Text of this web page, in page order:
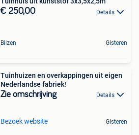
€ 250,00 Details
Bilzen Gisteren
Tuinhuizen en overkappingen uit eigen
Nederlandse fabriek!
Zie omschrijving Details
Bezoek website Gisteren